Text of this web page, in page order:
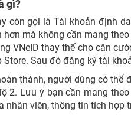
gì?
còn gọi là Tài khoản định
hơn mà không cần mang
VNeID thay thế cho căn
Store. Sau đó đăng ký tài
thành, người dùng có thể
2. Lưu ý bạn cần mang
nhân viên, thông tin tích hợp